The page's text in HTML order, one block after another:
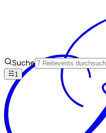
Suche
1